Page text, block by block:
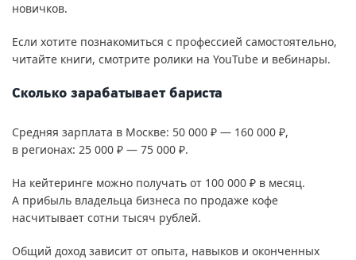
новичков.
Если хотите познакомиться с профессией самостоятельно,
читайте книги, смотрите ролики на YouTube и вебинары.
Сколько зарабатывает бариста
Средняя зарплата в Москве: 50 000 ₽ — 160 000 ₽,
в регионах: 25 000 ₽ — 75 000 ₽.
На кейтеринге можно получать от 100 000 ₽ в месяц.
А прибыль владельца бизнеса по продаже кофе
насчитывает сотни тысяч рублей.
Общий доход зависит от опыта, навыков и оконченных